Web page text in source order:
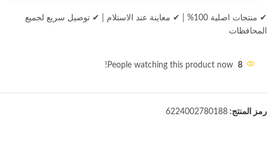
✔ منتجات اصلية 100% ✔ معاينة عند الاستلام
✔ توصيل سريع لجميع
المحافظات
8
People watching this product now!
رمز المنتج: 6224002780188